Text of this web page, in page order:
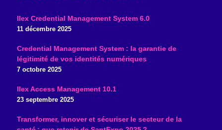
Ilex Credential Management System 6.0
11 décembre 2025
Credential Management System : la garantie de
légitimité de vos identités numériques
7 octobre 2025
Ilex Access Management 10.1
23 septembre 2025
Transformer, innover et sécuriser le secteur de la